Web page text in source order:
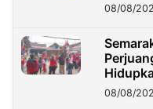
08/08/
08/08/